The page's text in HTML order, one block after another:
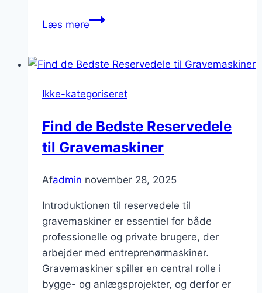
Læs mereRevolutionerende
Støtte:
Fordele
Ortopædiske
skoindlæg
Ikke-kategoriseret
Find de Bedste Reservedele
til Gravemaskiner
Afadmin november 28, 2025
Introduktionen til reservedele til
gravemaskiner er essentiel for både
professionelle og private brugere, der
arbejder med entreprenørmaskiner.
Gravemaskiner spiller en central rolle i
bygge- og anlægsprojekter, og derfor er